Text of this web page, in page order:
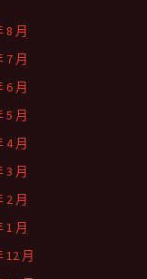
8 月
7 月
6 月
5 月
4 月
3 月
2 月
1 月
12 月